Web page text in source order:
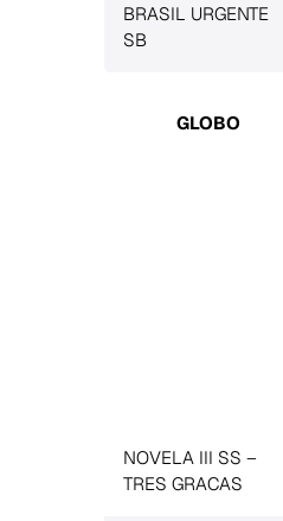
BRASIL URGENTE
SB
GLOBO
NOVELA III SS –
TRES GRACAS